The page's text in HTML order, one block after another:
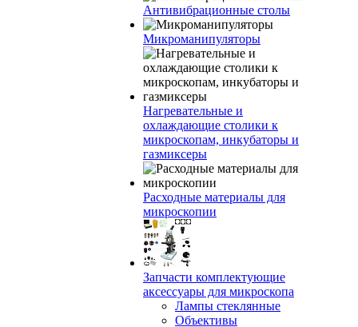
Антивибрационные столы
Микроманипуляторы
Нагревательные и
охлаждающие столики к
микроскопам, инкубаторы и
газмиксеры
Расходные материалы для
микроскопии
Запчасти комплектующие
аксессуары для микроскопа
Лампы стеклянные
Объективы